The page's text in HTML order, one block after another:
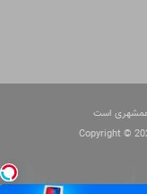
است
Copyright ©